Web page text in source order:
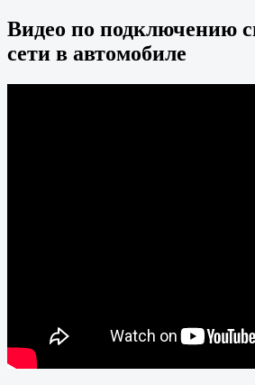
Видео по подключению
сети в автомобиле